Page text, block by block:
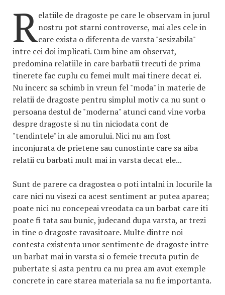
Relatiile de dragoste pe care le observam in jurul
nostru pot starni controverse, mai ales cele in
care exista o diferenta de varsta "sesizabila"
intre cei doi implicati. Cum bine am observat,
predomina relatiile in care barbatii trecuti de prima
tinerete fac cuplu cu femei mult mai tinere decat ei.
Nu incerc sa schimb in vreun fel "moda" in materie de
relatii de dragoste pentru simplul motiv ca nu sunt o
persoana destul de "moderna" atunci cand vine vorba
despre dragoste si nu tin niciodata cont de
"tendintele" in ale amorului. Nici nu am fost
inconjurata de prietene sau cunostinte care sa aiba
relatii cu barbati mult mai in varsta decat ele...
Sunt de parere ca dragostea o poti intalni in locurile la
care nici nu visezi ca acest sentiment ar putea aparea;
poate nici nu concepeai vreodata ca un barbat care iti
poate fi tata sau bunic, judecand dupa varsta, ar trezi
in tine o dragoste ravasitoare. Multe dintre noi
contesta existenta unor sentimente de dragoste intre
un barbat mai in varsta si o femeie trecuta putin de
pubertate si asta pentru ca nu prea am avut exemple
concrete in care starea materiala sa nu fie importanta.